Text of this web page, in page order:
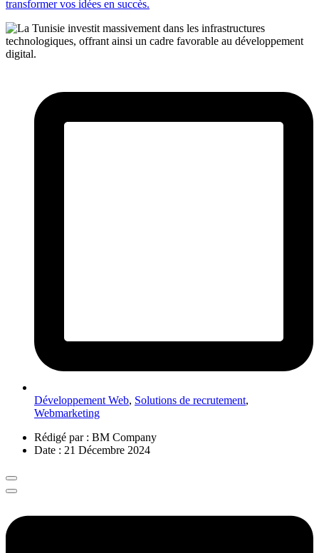
transformer vos idées en succès.
Développement Web, Solutions de recrutement,
Webmarketing
Rédigé par : BM Company
Date : 21 Décembre 2024